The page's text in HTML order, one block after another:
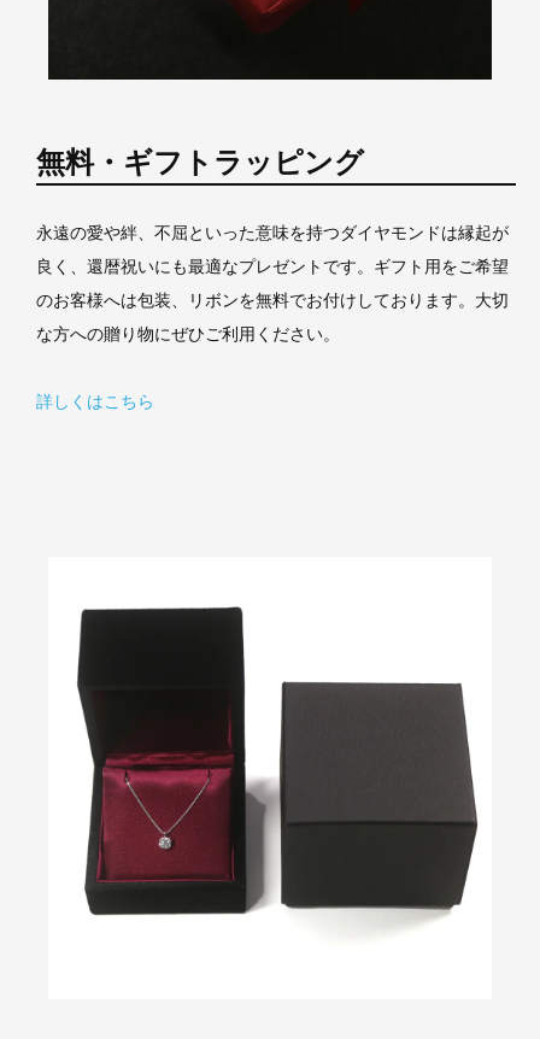
無料・ギフトラッピング
永遠の愛や絆、不屈といった意味を持つダイヤモンドは縁起が
良く、還暦祝いにも最適なプレゼントです。ギフト用をご希望
のお客様へは包装、リボンを無料でお付けしております。大切
な方への贈り物にぜひご利用ください。
詳しくはこちら